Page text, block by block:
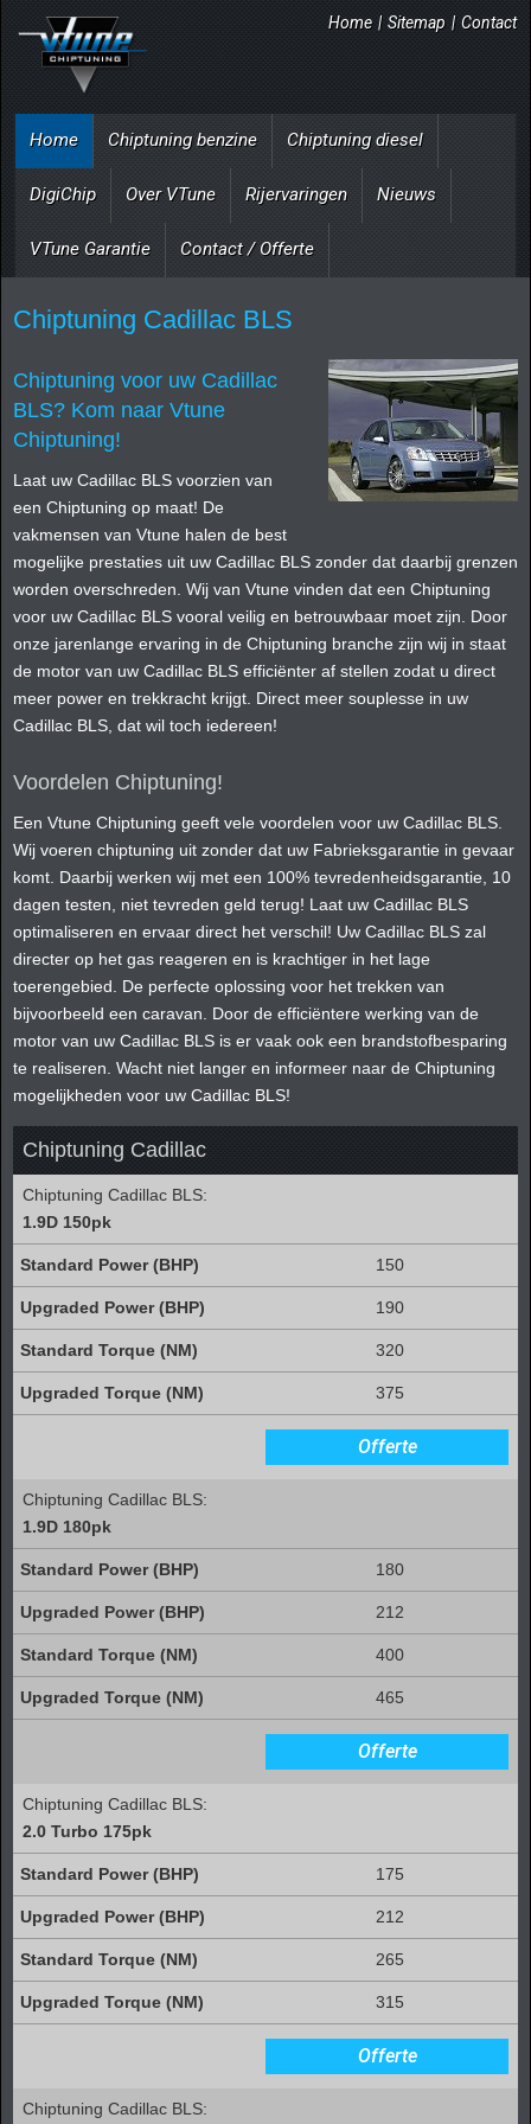
Home | Sitemap | Contact
Home Chiptuning benzine Chiptuning diesel
DigiChip Over VTune Rijervaringen Nieuws
VTune Garantie Contact / Offerte
Chiptuning Cadillac BLS
Chiptuning voor uw Cadillac
BLS? Kom naar Vtune
Chiptuning!
Laat uw Cadillac BLS voorzien van
een Chiptuning op maat! De
vakmensen van Vtune halen de best
mogelijke prestaties uit uw Cadillac BLS zonder dat daarbij grenzen
worden overschreden. Wij van Vtune vinden dat een Chiptuning
voor uw Cadillac BLS vooral veilig en betrouwbaar moet zijn. Door
onze jarenlange ervaring in de Chiptuning branche zijn wij in staat
de motor van uw Cadillac BLS efficiënter af stellen zodat u direct
meer power en trekkracht krijgt. Direct meer souplesse in uw
Cadillac BLS, dat wil toch iedereen!
Voordelen Chiptuning!
Een Vtune Chiptuning geeft vele voordelen voor uw Cadillac BLS.
Wij voeren chiptuning uit zonder dat uw Fabrieksgarantie in gevaar
komt. Daarbij werken wij met een 100% tevredenheidsgarantie, 10
dagen testen, niet tevreden geld terug! Laat uw Cadillac BLS
optimaliseren en ervaar direct het verschil! Uw Cadillac BLS zal
directer op het gas reageren en is krachtiger in het lage
toerengebied. De perfecte oplossing voor het trekken van
bijvoorbeeld een caravan. Door de efficiëntere werking van de
motor van uw Cadillac BLS is er vaak ook een brandstofbesparing
te realiseren. Wacht niet langer en informeer naar de Chiptuning
mogelijkheden voor uw Cadillac BLS!
Chiptuning Cadillac
Chiptuning Cadillac BLS:
1.9D 150pk
150
190
320
375
Offerte
Chiptuning Cadillac BLS:
1.9D 180pk
180
212
400
465
Offerte
Chiptuning Cadillac BLS:
2.0 Turbo 175pk
175
212
265
315
Offerte
Chiptuning Cadillac BLS: